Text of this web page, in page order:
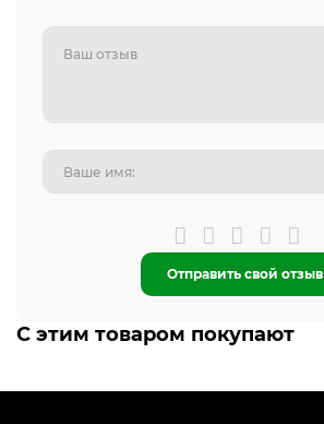
Отправить свой отзыв
С этим товаром покупают